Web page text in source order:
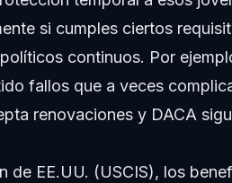
varían)
si cumples ciertos
continuos. Por
fallos que a veces
renovaciones y DACA
de EE.UU. (USCIS), los